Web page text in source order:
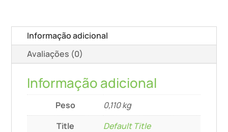
V
Ssh-
Informação adicional
Avaliações (0)
Informação adicional
Peso
0,110 kg
Title
Default Title